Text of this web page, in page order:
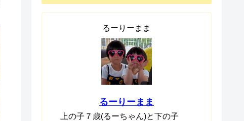
るーりーまま
るーりーまま
上の子７歳(るーちゃん)と下の子